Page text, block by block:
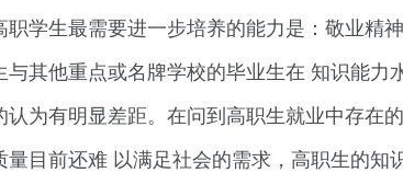
学生最需要进一步培养的能力是：敬业精
与其他重点或名牌学校的毕业生在 知识能
认为有明显差距。在问到高职生就业中存在
量目前还难 以满足社会的需求，高职生的知